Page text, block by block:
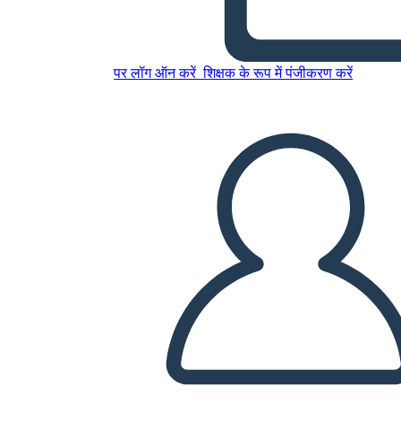
पर लॉग ऑन करें शिक्षक के रूप में पंजीकरण करें
Costa Noroeste
स्लाइड शो चलाएं
मुझे पढ़कर सुनाओ